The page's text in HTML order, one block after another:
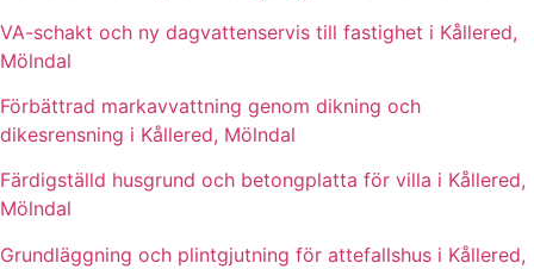
VA-schakt och ny dagvattenservis till fastighet i Kållered,
Mölndal
Förbättrad markavvattning genom dikning och
dikesrensning i Kållered, Mölndal
Färdigställd husgrund och betongplatta för villa i Kållered,
Mölndal
Grundläggning och plintgjutning för attefallshus i Kållered,